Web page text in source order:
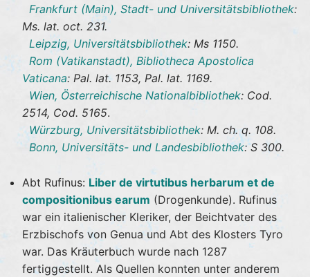
Frankfurt (Main), Stadt- und Universitätsbibliothek:
Ms. lat. oct. 231.
Leipzig, Universitätsbibliothek: Ms 1150.
Rom (Vatikanstadt), Bibliotheca Apostolica
Vaticana: Pal. lat. 1153, Pal. lat. 1169.
Wien, Österreichische Nationalbibliothek: Cod.
2514, Cod. 5165.
Würzburg, Universitätsbibliothek: M. ch. q. 108.
Bonn, Universitäts- und Landesbibliothek: S 300.
Abt Rufinus: Liber de virtutibus herbarum et de
compositionibus earum (Drogenkunde). Rufinus
war ein italienischer Kleriker, der Beichtvater des
Erzbischofs von Genua und Abt des Klosters Tyro
war. Das Kräuterbuch wurde nach 1287
fertiggestellt. Als Quellen konnten unter anderem